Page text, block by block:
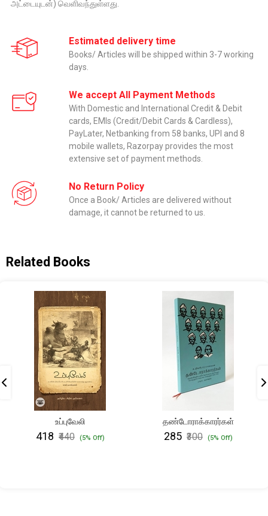
அட்டையுடன்) வெளிவந்துள்ளது.
Estimated delivery time
Books/ Articles will be shipped within 3-7 working
days.
We accept All Payment Methods
With Domestic and International Credit & Debit
cards, EMIs (Credit/Debit Cards & Cardless),
PayLater, Netbanking from 58 banks, UPI and 8
mobile wallets, Razorpay provides the most
extensive set of payment methods.
No Return Policy
Once a Book/ Articles are delivered without
damage, it cannot be returned to us.
Related Books
உப்புவேலி
₹418 ₹440 (5% Off)
தண்டோராக்காரர்கள்
₹285 ₹300 (5% Off)